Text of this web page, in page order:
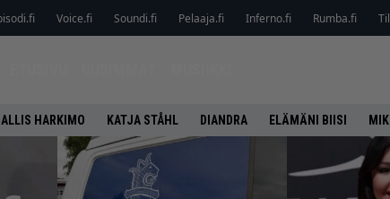
Voice.fi Soundi.fi Pelaaja.fi Inferno.fi Rumba.fi
HARKIMO KATJA STÅHL DIANDRA ELÄMÄNI BIISI